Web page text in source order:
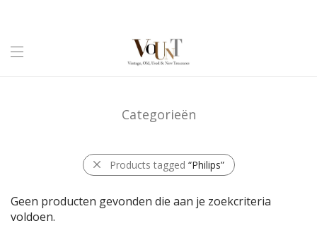
Categorieën
Products tagged “Philips”
Geen producten gevonden die aan je zoekcriteria
voldoen.